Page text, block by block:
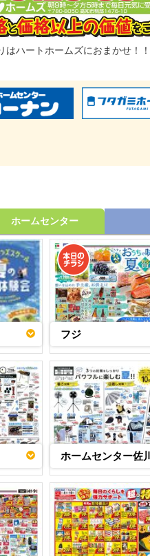
はハートホームズにおまかせ！！
ホームセンター
フジ
ホームセンター佐川